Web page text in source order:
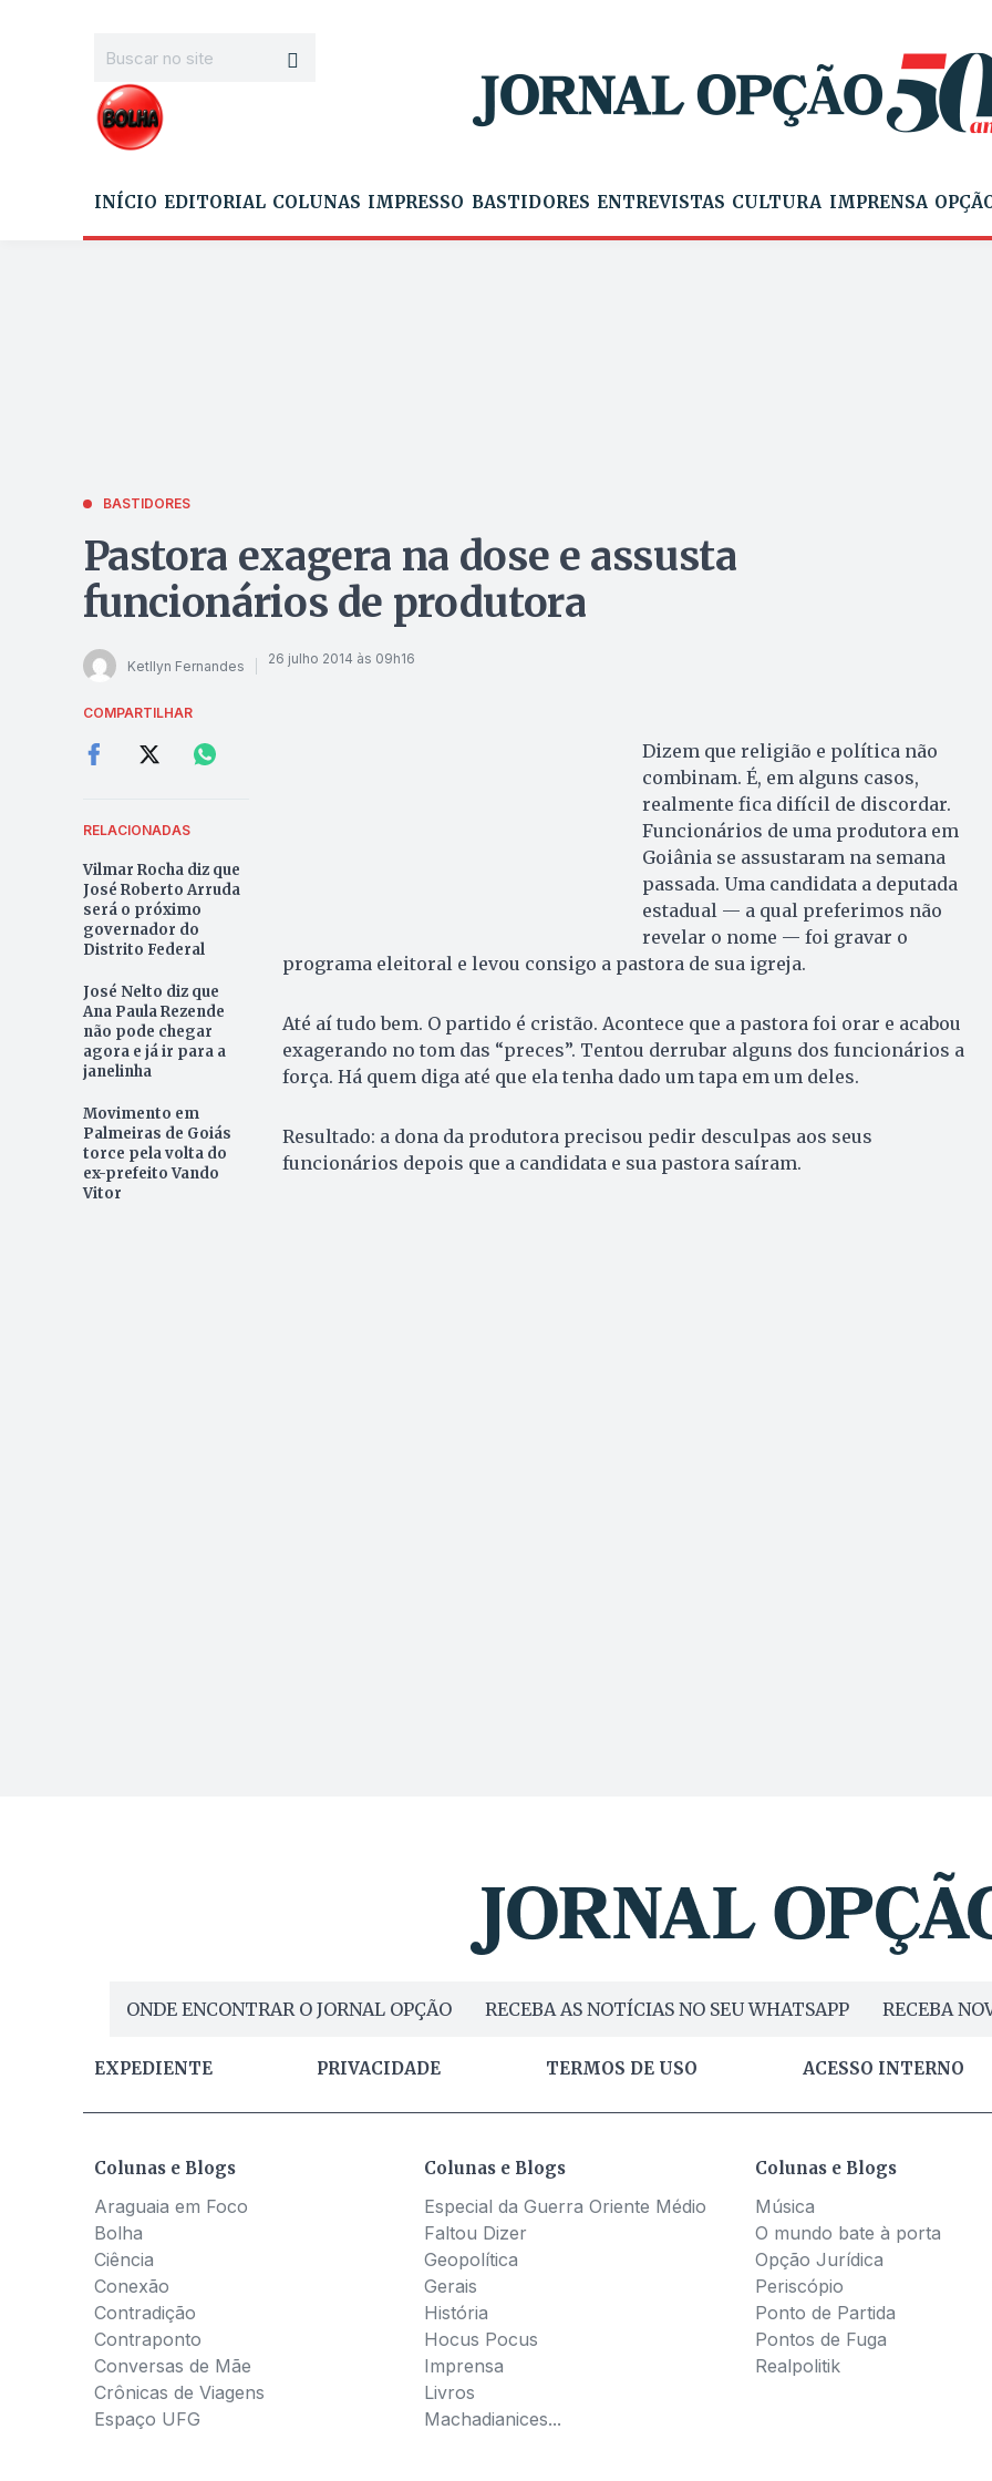
INÍCIO EDITORIAL COLUNAS IMPRESSO BASTIDORES ENTREVISTAS CULTURA IMPRENSA
BASTIDORES
Pastora exagera na dose e assusta
funcionários de produtora
Ketllyn Fernandes 26 julho 2014 às 09h16
COMPARTILHAR
RELACIONADAS
Vilmar Rocha diz que
José Roberto Arruda
será o próximo
governador do
Distrito Federal
José Nelto diz que
Ana Paula Rezende
não pode chegar
agora e já ir para a
janelinha
Movimento em
Palmeiras de Goiás
torce pela volta do
ex-prefeito Vando
Vitor
Dizem que religião e política não
combinam. É, em alguns casos,
realmente fica difícil de discordar.
Funcionários de uma produtora em
Goiânia se assustaram na semana
passada. Uma candidata a deputada
estadual — a qual preferimos não
revelar o nome — foi gravar o
programa eleitoral e levou consigo a pastora de sua igreja.
Até aí tudo bem. O partido é cristão. Acontece que a pastora foi orar e acabou
exagerando no tom das “preces”. Tentou derrubar alguns dos funcionários a
força. Há quem diga até que ela tenha dado um tapa em um deles.
Resultado: a dona da produtora precisou pedir desculpas aos seus
funcionários depois que a candidata e sua pastora saíram.
ONDE ENCONTRAR O JORNAL OPÇÃO RECEBA AS NOTÍCIAS NO SEU WHATSAPP RECEBA
EXPEDIENTE PRIVACIDADE TERMOS DE USO ACESSO INTERNO
Colunas e Blogs
Araguaia em Foco
Bolha
Ciência
Conexão
Contradição
Contraponto
Conversas de Mãe
Crônicas de Viagens
Espaço UFG
Colunas e Blogs
Especial da Guerra Oriente Médio
Faltou Dizer
Geopolítica
Gerais
História
Hocus Pocus
Imprensa
Livros
Machadianices...
Colunas e Blogs
Música
O mundo bate à porta
Opção Jurídica
Periscópio
Ponto de Partida
Pontos de Fuga
Realpolitik